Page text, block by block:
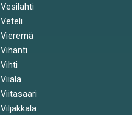
Vesilahti
Veteli
Vieremä
Vihanti
Vihti
Viiala
Viitasaari
Viljakkala